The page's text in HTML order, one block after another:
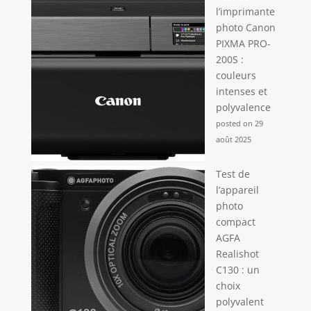
pour immortaliser
les moments
heureux avec vos
amis, votre famille,
à l'intérieur ou à
l'extérieur. 🎁
[FACILE À UTILISER
SURPRISE] Cette
est livrée avec une
carte TF 32G et 2
batteries, et peut
répondre à vos
besoins pendant
longtemps et pour
enregistrements
de grande
capacité. Sa
l’imprimante
photo Canon
PIXMA PRO-
200S :
couleurs
intenses et
polyvalence
posted on 29
août 2025
Test de
l’appareil
photo
compact
AGFA
Realishot
C130 : un
choix
polyvalent